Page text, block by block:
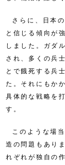
さらに、日本
と信じる傾向が
しました。ガダ
され、多くの兵
とで餓死する兵
た。それにもか
具体的な戦略を
す。
このような場
造の問題もあり
れぞれが独自の